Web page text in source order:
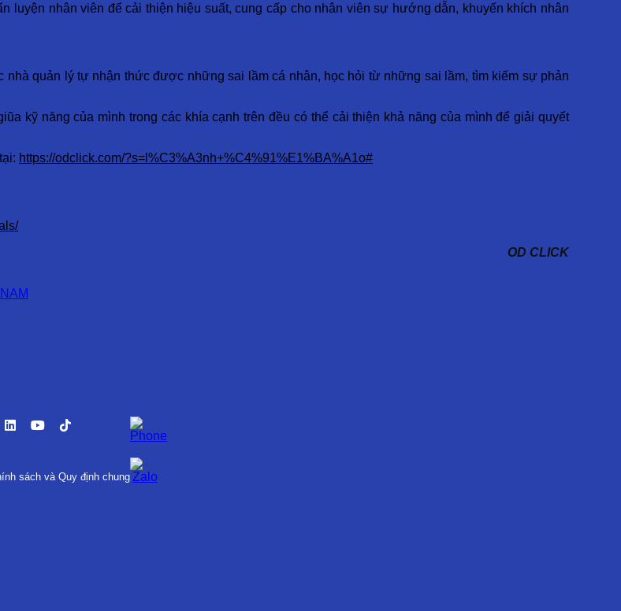
luyện nhân viên để cải thiện hiệu suất, cung cấp cho nhân viên sự hướng dẫn, khuyến khích nhân
quản lý tự nhận thức được những sai lầm cá nhân, học hỏi từ những sai lầm, tìm kiếm sự phản
kỹ năng của mình trong các khía cạnh trên đều có thể cải thiện khả năng của mình để giải quyết
https://odclick.com/?s=l%C3%A3nh+%C4%91%E1%BA%A1o#
OD CLICK
sách và Quy định chung